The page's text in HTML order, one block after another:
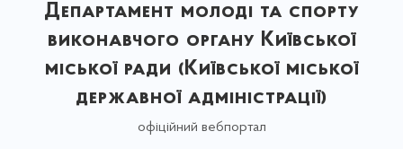
Департамент молоді та спорту
виконавчого органу Київської
міської ради (Київської міської
державної адміністрації)
офіційний вебпортал